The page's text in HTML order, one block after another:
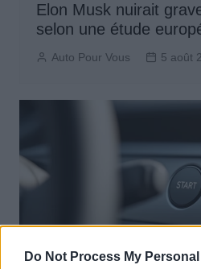
Do Not Process My
Elon Musk nuirait
selon une étude
Auto Pour Vous 5 août